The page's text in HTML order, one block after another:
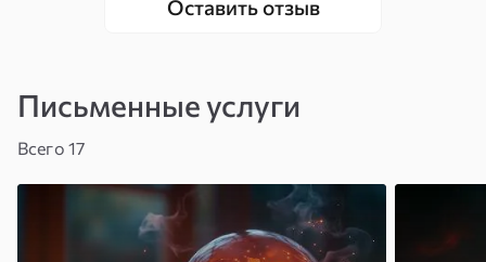
так.»
Оставить отзыв
Письменные услуги
Всего 17